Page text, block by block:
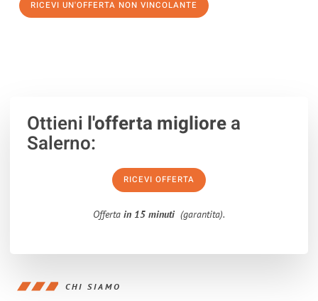
RICEVI UN'OFFERTA NON VINCOLANTE
Ottieni l'offerta migliorea
Salerno:
RICEVI OFFERTA
Offerta in 15 minuti (garantita).
CHI SIAMO